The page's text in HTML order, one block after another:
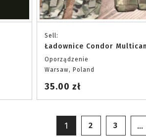
Sell:
Ładownice Condor
Oporządzenie
Warsaw, Poland
35.00 zł
1 2 3 …